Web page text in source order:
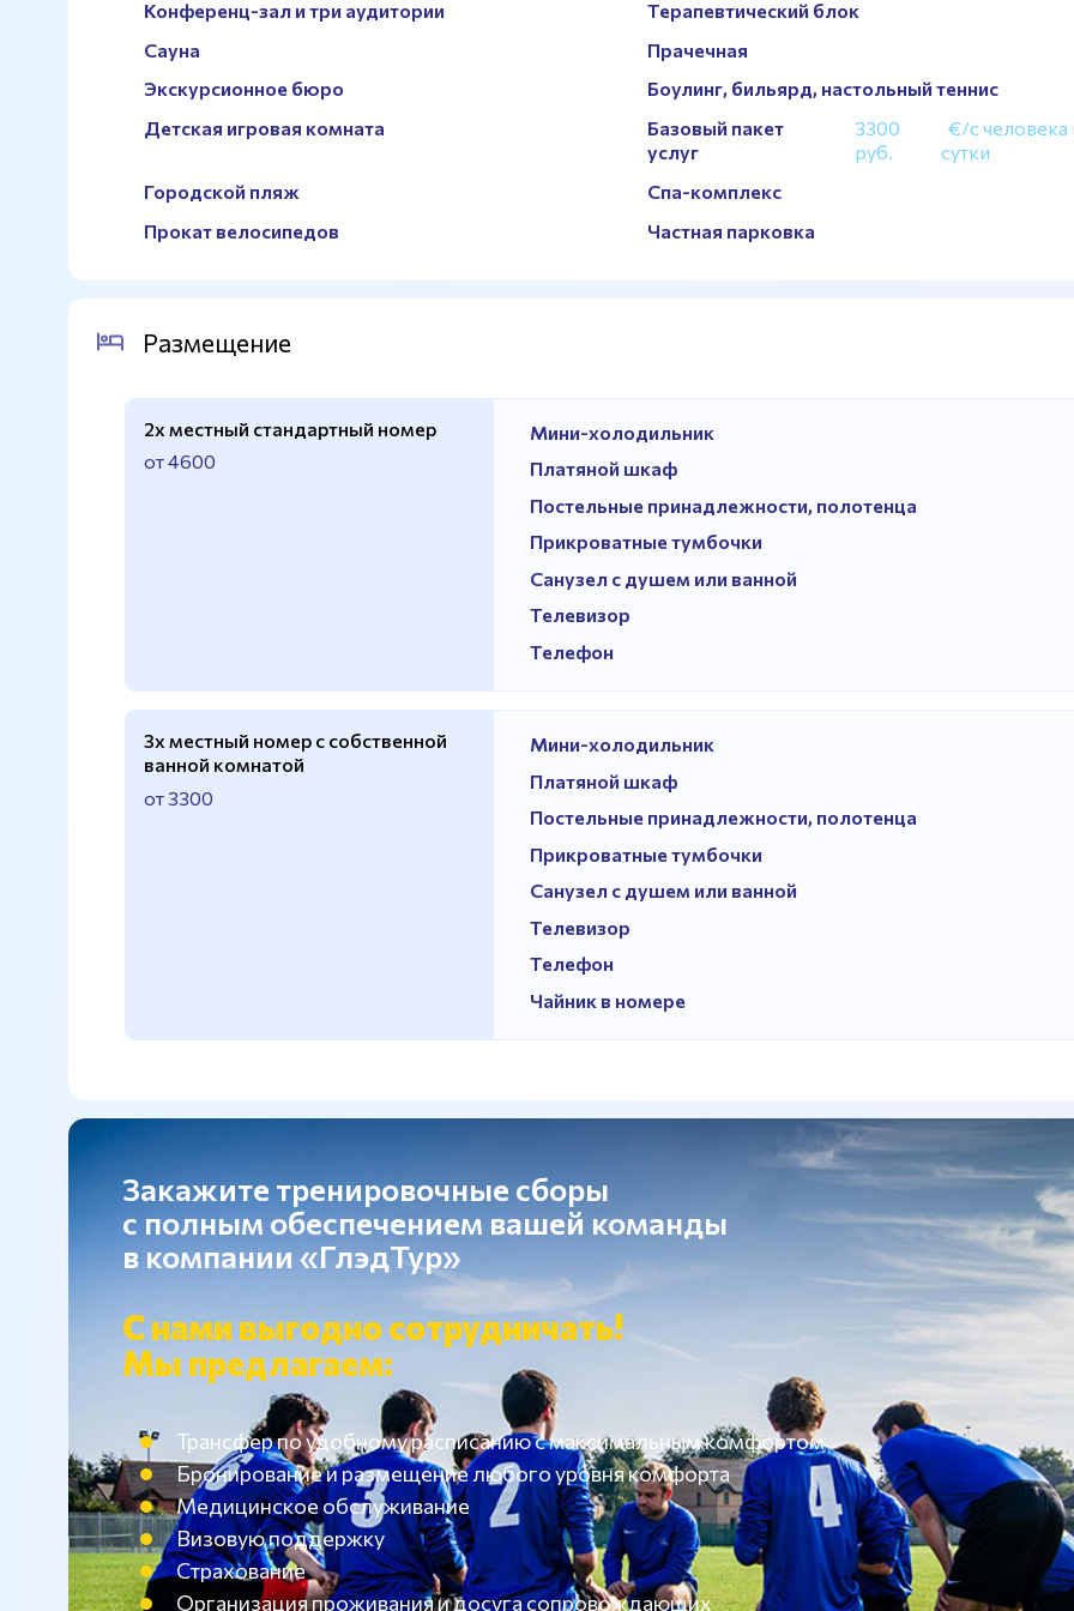
Конференц-зал и три аудитории
Терапевтический блок
Сауна
Прачечная
Экскурсионное бюро
Боулинг, бильярд, настольный теннис
Детская игровая комната
Базовый пакет
услуг
3300
руб.
€/с человека
сутки
Городской пляж
Спа-комплекс
Прокат велосипедов
Частная парковка
Размещение
2х местный стандартный номер
от 4600
Мини-холодильник
Платяной шкаф
Постельные принадлежности, полотенца
Прикроватные тумбочки
Санузел с душем или ванной
Телевизор
Телефон
3х местный номер с собственной
ванной комнатой
от 3300
Мини-холодильник
Платяной шкаф
Постельные принадлежности, полотенца
Прикроватные тумбочки
Санузел с душем или ванной
Телевизор
Телефон
Чайник в номере
Закажите тренировочные сборы
с полным обеспечением вашей команды
в компании «ГлэдТур»
С нами выгодно сотрудничать!
Мы предлагаем:
Трансфер по удобному расписанию с максимальным комфортом
Бронирование и размещение любого уровня комфорта
Медицинское обслуживание
Визовую поддержку
Страхование
Организация проживания и досуга сопровождающих